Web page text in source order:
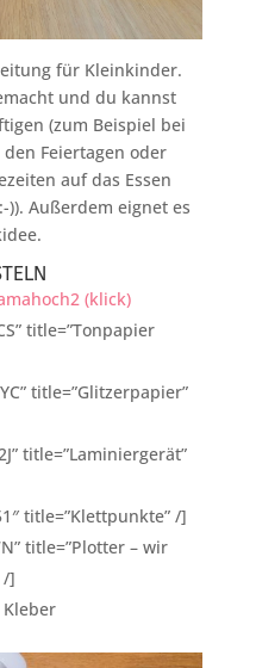
für Kleinkinder.
und du kannst
(zum Beispiel bei
Feiertagen oder
auf das Essen
Außerdem eignet es
(klick)
title=”Tonpapier
title=”Glitzerpapier”
title=”Laminiergerät”
title=”Klettpunkte” /]
title=”Plotter – wir
/]